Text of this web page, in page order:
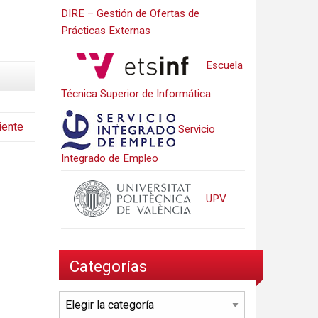
DIRE – Gestión de Ofertas de
Prácticas Externas
Escuela
Técnica Superior de Informática
Servicio
Integrado de Empleo
UPV
Categorías
Categorías